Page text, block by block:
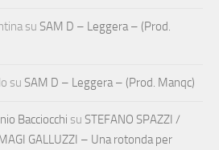
su SAM D – Leggera – (Prod.
su SAM D – Leggera – (Prod. Manqc)
Bacciocchi su STEFANO SPAZZI /
GALLUZZI – Una rotonda per